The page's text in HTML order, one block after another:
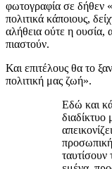
φωτογραφία σε δήθεν
πολιτικά κάποιους,
αλήθεια ούτε η ουσία,
πιαστούν.
Και επιτέλους θα το
πολιτική μας ζωή».
Εδώ και
διαδίκτυο
ταυτίσουν